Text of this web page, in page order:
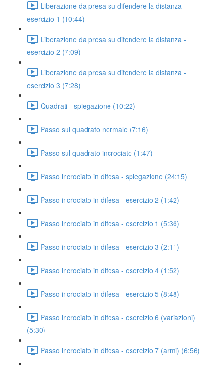
Liberazione da presa su difendere la distanza -
esercizio 1 (10:44)
Liberazione da presa su difendere la distanza -
esercizio 2 (7:09)
Liberazione da presa su difendere la distanza -
esercizio 3 (7:28)
Quadrati - spiegazione (10:22)
Passo sul quadrato normale (7:16)
Passo sul quadrato incrociato (1:47)
Passo incrociato in difesa - spiegazione (24:15)
Passo incrociato in difesa - esercizio 2 (1:42)
Passo incrociato in difesa - esercizio 1 (5:36)
Passo incrociato in difesa - esercizio 3 (2:11)
Passo incrociato in difesa - esercizio 4 (1:52)
Passo incrociato in difesa - esercizio 5 (8:48)
Passo incrociato in difesa - esercizio 6 (variazioni)
(5:30)
Passo incrociato in difesa - esercizio 7 (armi) (6:56)